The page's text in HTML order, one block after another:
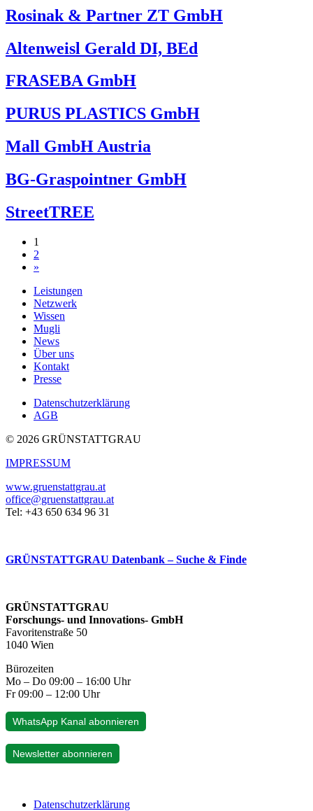
Rosinak & Partner ZT GmbH
Altenweisl Gerald DI, BEd
FRASEBA GmbH
PURUS PLASTICS GmbH
Mall GmbH Austria
BG-Graspointner GmbH
StreetTREE
Beitragsnavigation
1
2
»
Leistungen
Netzwerk
Wissen
Mugli
News
Über uns
Kontakt
Presse
Datenschutzerklärung
AGB
© 2026 GRÜNSTATTGRAU
IMPRESSUM
www.gruenstattgrau.at
office@gruenstattgrau.at
Tel: +43 650 634 96 31
GRÜNSTATTGRAU Datenbank – Suche & Finde
GRÜNSTATTGRAU
Forschungs- und Innovations- GmbH
Favoritenstraße 50
1040 Wien
Bürozeiten
Mo – Do 09:00 – 16:00 Uhr
Fr 09:00 – 12:00 Uhr
WhatsApp Kanal abonnieren
Newsletter abonnieren
Datenschutzerklärung